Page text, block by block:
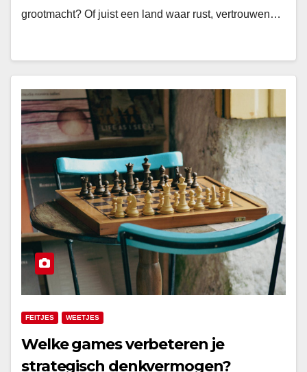
grootmacht? Of juist een land waar rust, vertrouwen…
FEITJES WEETJES
Welke games verbeteren je
strategisch denkvermogen?